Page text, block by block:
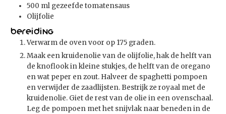
500 ml gezeefde tomatensaus
Olijfolie
Bereiding
Verwarm de oven voor op 175 graden.
Maak een kruidenolie van de olijfolie, hak de helft van
de knoflook in kleine stukjes, de helft van de oregano
en wat peper en zout. Halveer de spaghetti pompoen
en verwijder de zaadlijsten. Bestrijk ze royaal met de
kruidenolie. Giet de rest van de olie in een ovenschaal.
Leg de pompoen met het snijvlak naar beneden in de